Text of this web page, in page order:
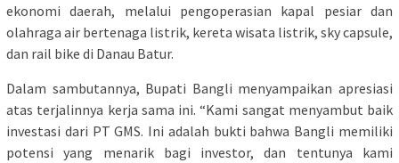
ekonomi daerah, melalui pengoperasian kapal pesiar dan
olahraga air bertenaga listrik, kereta wisata listrik, sky capsule,
dan rail bike di Danau Batur.
Dalam sambutannya, Bupati Bangli menyampaikan apresiasi
atas terjalinnya kerja sama ini. “Kami sangat menyambut baik
investasi dari PT GMS. Ini adalah bukti bahwa Bangli memiliki
potensi yang menarik bagi investor, dan tentunya kami